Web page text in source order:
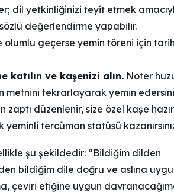
dil yetkinliğinizi teyit etmek
sözlü değerlendirme yapabilir.
olumlu geçerse yemin töreni için
katılın ve kaşenizi alın. Noter
metnini tekrarlayarak yemin
zaptı düzenlenir, size özel kaşe
tercüman statüsü
şu şekildedir: “Bildiğim dilden
bildiğim dile doğru ve aslına
çeviri etiğine uygun